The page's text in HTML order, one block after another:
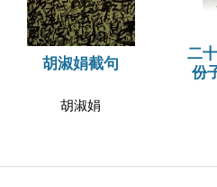
胡淑娟截句
胡淑娟
二
份